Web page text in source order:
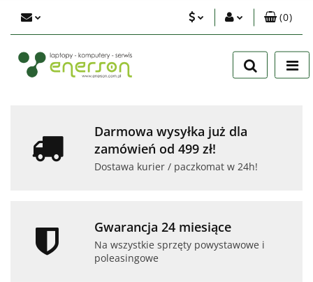
Zaloguj się
Zarejestruj się
(0)
Darmowa wysyłka już dla
zamówień od 499 zł!
Dostawa kurier / paczkomat w 24h!
Gwarancja 24 miesiące
Na wszystkie sprzęty powystawowe i
poleasingowe